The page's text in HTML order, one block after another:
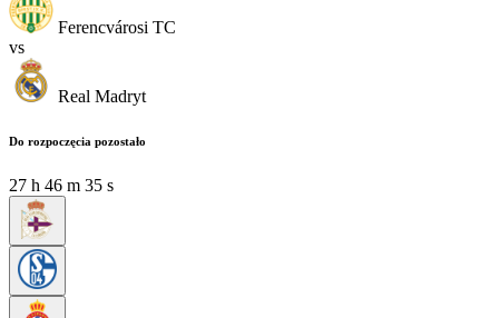
Ferencvárosi TC
vs
Real Madryt
Do rozpoczęcia pozostało
27 h 46 m 34 s